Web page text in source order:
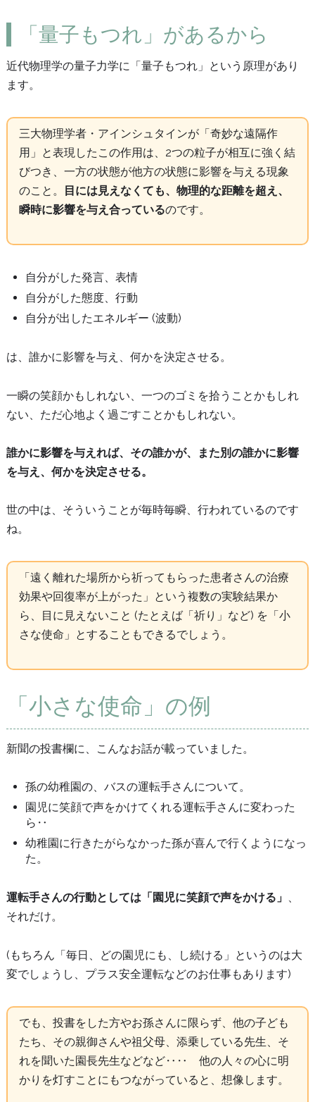
「量子もつれ」があるから
近代物理学の量子力学に「量子もつれ」という原理があり
ます。
三大物理学者・アインシュタインが「奇妙な遠隔作
用」と表現したこの作用は、2つの粒子が相互に強く結
びつき、一方の状態が他方の状態に影響を与える現象
のこと。
目には見えなくても、物理的な距離を超え、
瞬時に影響を与え合っているのです。
自分がした発言、表情
自分がした態度、行動
自分が出したエネルギー (波動)
は、誰かに影響を与え、何かを決定させる。
一瞬の笑顔かもしれない、一つのゴミを拾うことかもしれ
ない、ただ心地よく過ごすことかもしれない。
誰かに影響を与えれば、その誰かが、また別の誰かに影響
を与え、何かを決定させる。
世の中は、そういうことが毎時毎瞬、行われているのです
ね。
「遠く離れた場所から祈ってもらった患者さんの治療
効果や回復率が上がった」という複数の実験結果か
ら、目に見えないこと (たとえば「祈り」など) を「小
さな使命」とすることもできるでしょう。
「小さな使命」の例
新聞の投書欄に、こんなお話が載っていました。
孫の幼稚園の、バスの運転手さんについて。
園児に笑顔で声をかけてくれる運転手さんに変わった
ら‥
幼稚園に行きたがらなかった孫が喜んで行くようになっ
た。
運転手さんの行動としては「園児に笑顔で声をかける」 、
それだけ。
(もちろん「毎日、どの園児にも、し続ける」というのは大
変でしょうし、プラス安全運転などのお仕事もあります)
でも、投書をした方やお孫さんに限らず、他の子ども
たち、その親御さんや祖父母、添乗している先生、そ
れを聞いた園長先生などなど‥‥ 他の人々の心に明
かりを灯すことにもつながっていると、想像します。